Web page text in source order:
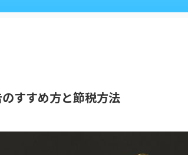
すすめ方と節税方法